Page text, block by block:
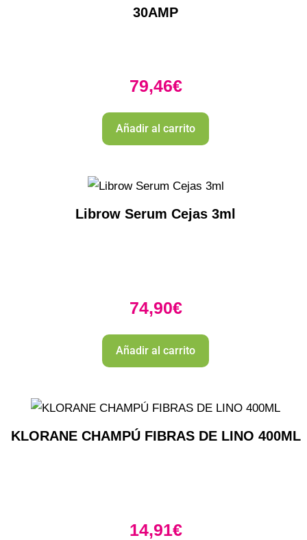
30AMP
79,46€
Añadir al carrito
Librow Serum Cejas 3ml
74,90€
Añadir al carrito
KLORANE CHAMPÚ FIBRAS DE LINO 400ML
14,91€